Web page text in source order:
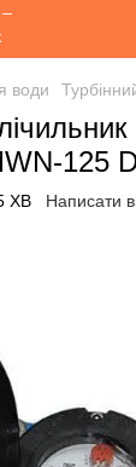
води
125
ХВ Написати